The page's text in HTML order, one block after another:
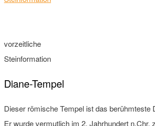
vorzeitliche
Steinformation
Diane-Tempel
Dieser römische Tempel ist das berühmteste
Er wurde vermutlich im 2. Jahrhundert n.Chr.